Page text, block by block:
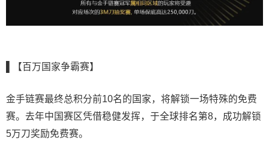
▌【百万国家争霸赛】
金手链赛最终总积分前10名的国家，将解锁一场特殊的免费
赛。去年中国赛区凭借稳健发挥，于全球排名第8，成功解锁
5万刀奖励免费赛。